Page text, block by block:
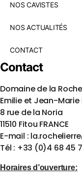
NOS CAVISTES
NOS ACTUALITÉS
CONTACT
Contact
Domaine de la
Emilie et Jean-Marie
8 rue de la Noria
11510 Fitou FRANCE
E-mail :
Tél : +33 (0)4 68 45
Horaires d’ouverture: